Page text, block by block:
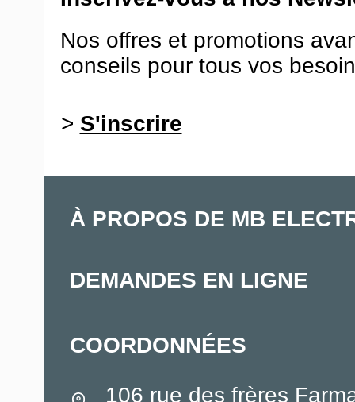
Nos offres et promotions
conseils pour tous vos
> S'inscrire
À PROPOS DE MB
DEMANDES EN LIGNE
COORDONNÉES
106 rue des frères